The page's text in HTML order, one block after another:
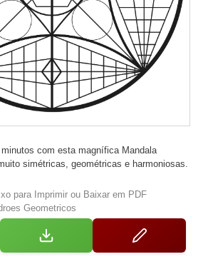
com esta magnífica Mandala
simétricas, geométricas e harmoniosas.
para Imprimir ou Baixar em PDF
Geometricos